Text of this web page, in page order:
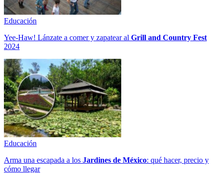
Educación
Yee-Haw! Lánzate a comer y zapatear al Grill and Country Fest
2024
Educación
Arma una escapada a los Jardines de México: qué hacer, precio y
cómo llegar